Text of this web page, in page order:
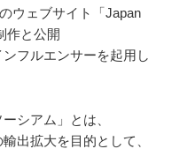
ウェブサイト「Japan
作と公開
エンサーを起用し
シアム」とは、
出拡大を目的として、